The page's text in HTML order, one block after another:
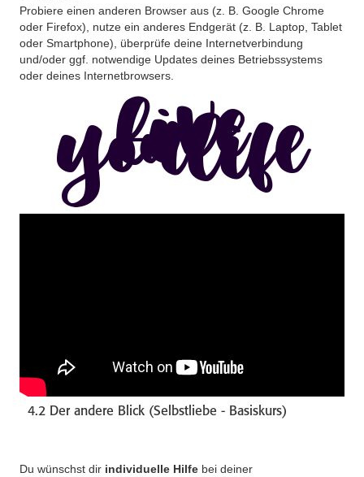
Probiere einen anderen Browser aus (z. B. Google Chrome
oder Firefox), nutze ein anderes Endgerät (z. B. Laptop, Tablet
oder Smartphone), überprüfe deine Internetverbindung
und/oder ggf. notwendige Updates deines Betriebssystems
oder deines Internetbrowsers.
live
youlife
4.2 Der andere Blick (Selbstliebe - Basiskurs)
Du wünschst dir individuelle Hilfe bei deiner